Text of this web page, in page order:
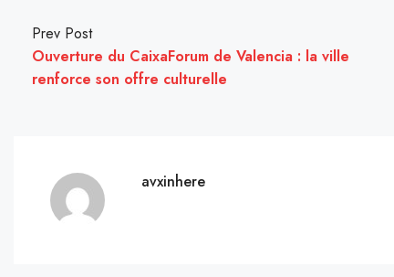
Prev Post
Ouverture du CaixaForum de Valencia : la ville
renforce son offre culturelle
avxinhere